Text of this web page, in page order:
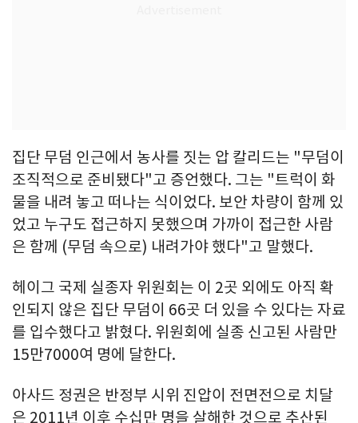
집단 무덤 인근에서 농사를 짓는 압 칼리드는 "무덤이
조직적으로 준비됐다"고 증언했다. 그는 "트럭이 화
물을 내려 놓고 떠나는 식이었다. 보안 차량이 함께 있
었고 누구도 접근하지 못했으며 가까이 접근한 사람
은 함께 (무덤 속으로) 내려가야 했다"고 말했다.
헤이그 국제 실종자 위원회는 이 2곳 외에도 아직 확
인되지 않은 집단 무덤이 66곳 더 있을 수 있다는 자료
를 입수했다고 밝혔다. 위원회에 실종 신고된 사람만
15만7000여 명에 달한다.
아사드 정권은 반정부 시위 진압이 전면전으로 치달
은 2011년 이후 수십만 명을 살해한 것으로 추산된